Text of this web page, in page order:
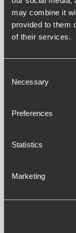
may combine it
provided to them
of their services.
Selection
Necessary
Preferences
Statistics
Marketing
Réponse en
100 Hz - 20000
126 dB
150°
30°
Sensibilité du
SECTION